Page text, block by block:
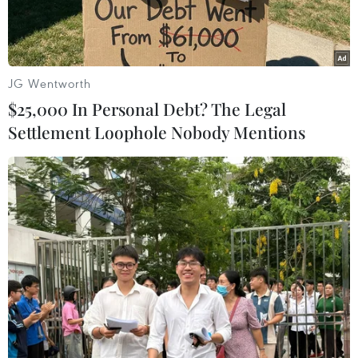
(Ảnh: Getty Images)
Lựa chọn thực phẩm và xây dựng chế độ ăn
uống dinh dưỡng là rất quan trọng. Nếu bạn ăn
những thực phẩm không tốt trong thời gian
ngắn sẽ không ảnh hưởng nhiều đến sức khỏe.
Tuy nhiên, một chế độ ăn uống nghèo nàn
khiến cơ thể thiếu chất dinh dưỡng cần thiết
JG Wentworth
$25,000 In Personal Debt? The Legal
Settlement Loophole Nobody Mentions